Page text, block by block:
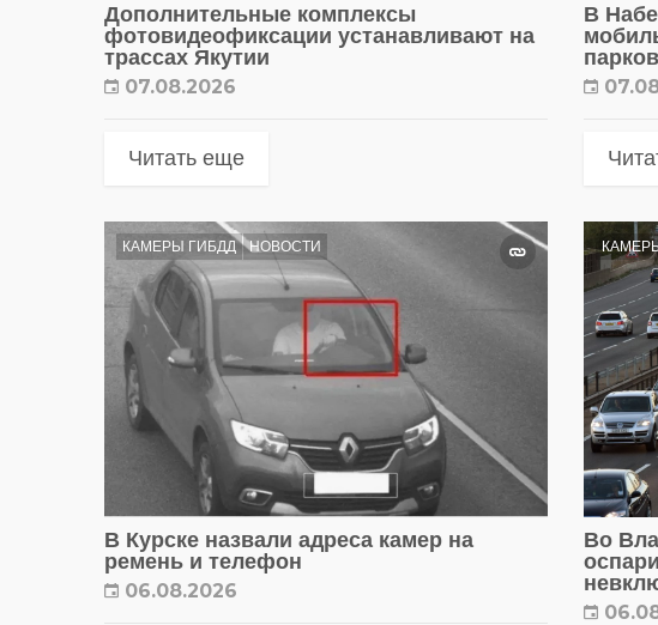
Дополнительные комплексы
фотовидеофиксации устанавливают на
трассах Якутии
07.08.2026
Читать еще
В
КАМЕРЫ ГИБДД НОВОСТИ
В Курске назвали адреса камер на
ремень и телефон
06.08.2026
Во